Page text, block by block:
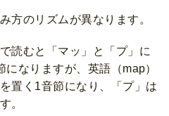
方のリズムが異なります。
読むと「マッ」と「プ」に
なりますが、英語（map）
置く1音節になり、「プ」は
。